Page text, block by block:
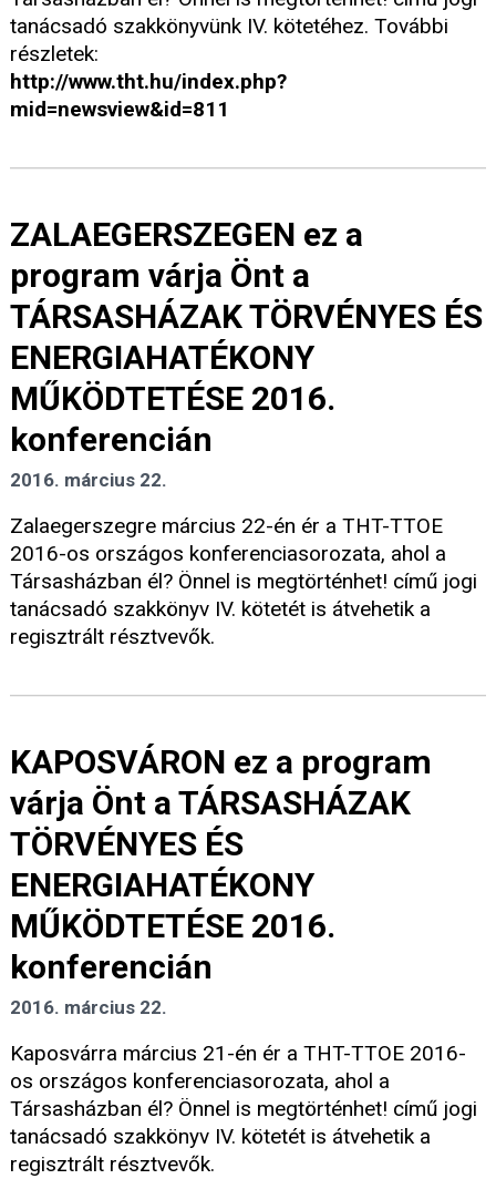
tanácsadó szakkönyvünk IV. kötetéhez. További
részletek:
http://www.tht.hu/index.php?
mid=newsview&id=811
ZALAEGERSZEGEN ez a
program várja Önt a
TÁRSASHÁZAK TÖRVÉNYES ÉS
ENERGIAHATÉKONY
MŰKÖDTETÉSE 2016.
konferencián
2016. március 22.
Zalaegerszegre március 22-én ér a THT-TTOE
2016-os országos konferenciasorozata, ahol a
Társasházban él? Önnel is megtörténhet! című jogi
tanácsadó szakkönyv IV. kötetét is átvehetik a
regisztrált résztvevők.
KAPOSVÁRON ez a program
várja Önt a TÁRSASHÁZAK
TÖRVÉNYES ÉS
ENERGIAHATÉKONY
MŰKÖDTETÉSE 2016.
konferencián
2016. március 22.
Kaposvárra március 21-én ér a THT-TTOE 2016-
os országos konferenciasorozata, ahol a
Társasházban él? Önnel is megtörténhet! című jogi
tanácsadó szakkönyv IV. kötetét is átvehetik a
regisztrált résztvevők.